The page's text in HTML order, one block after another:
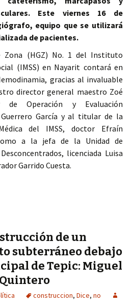
Este viernes 16 de
equipo que se utilizará
de pacientes.
Zona (HGZ) No. 1 del Instituto
(IMSS) en Nayarit contará en
gracias al invaluable
director general maestro Zoé
de Operación y Evaluación
Guerrero García y al titular de la
del IMSS, doctor Efraín
a la jefa de la Unidad de
licenciada Luisa
Garrido Cuesta.
de Sala de Hemodinamia
de un
subterráneo debajo
de Tepic: Miguel
construccion, Dice, no